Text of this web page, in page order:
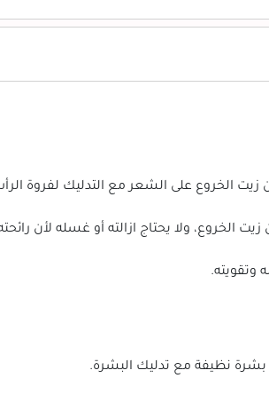
على الشعر مع التدليك لفروة الرأس ، ويترك من 15 -
الخروع، ولا يحتاج ازالته أو غسله لأن
وتقويته.
نظيفة مع تدليك البشرة.